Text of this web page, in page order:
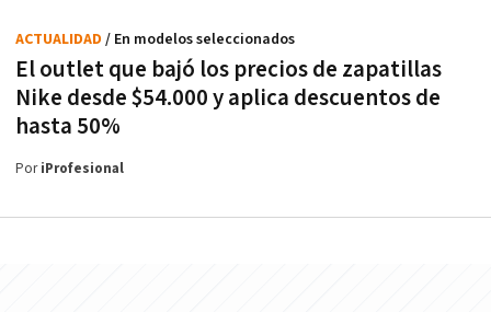
El outlet que bajó los precios de zapatillas
Nike desde $54.000 y aplica descuentos de
hasta 50%
ACTUALIDAD / En modelos seleccionados
PoriProfesional